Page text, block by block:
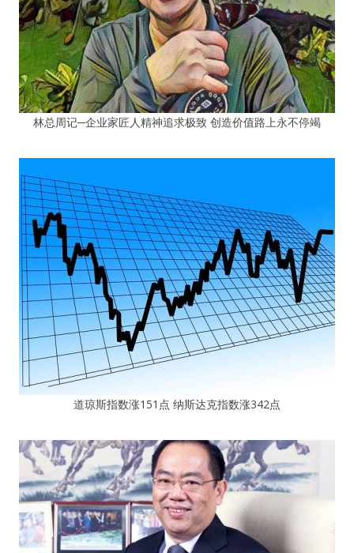
林总周记─企业家匠人精神追求极致 创造价值路上永不停竭
道琼斯指数涨151点 纳斯达克指数涨342点